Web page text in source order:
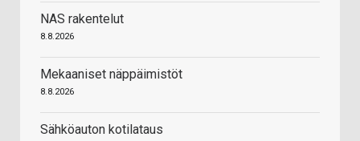
NAS rakentelut
8.8.2026
Mekaaniset näppäimistöt
8.8.2026
Sähköauton kotilataus